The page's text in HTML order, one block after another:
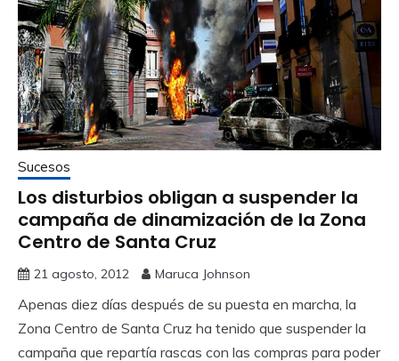
Sucesos
Los disturbios obligan a suspender la
campaña de dinamización de la Zona
Centro de Santa Cruz
21 agosto, 2012 Maruca Johnson
Apenas diez días después de su puesta en marcha, la
Zona Centro de Santa Cruz ha tenido que suspender la
campaña que repartía rascas con las compras para poder